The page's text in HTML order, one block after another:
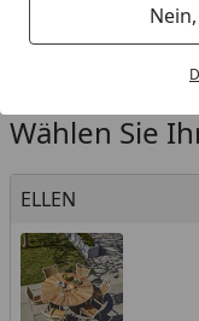
Wählen Sie
ELLEN
ELLEN